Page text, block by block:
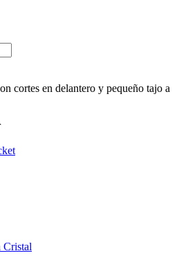
cortes en delantero y pequeño tajo a